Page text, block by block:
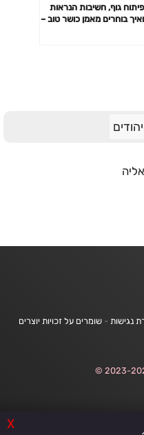
X
פיתוח גוף, חשיבות הנראות
ואיך בוחרים מאמן כושר טוב –
נגישות - שומרים על זכויות יוצרים